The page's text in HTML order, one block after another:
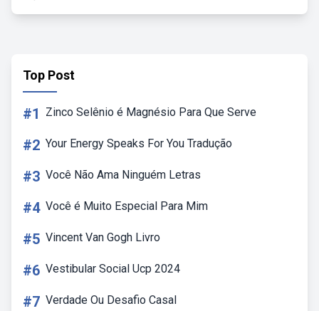
Top Post
#1 Zinco Selênio é Magnésio Para Que Serve
#2 Your Energy Speaks For You Tradução
#3 Você Não Ama Ninguém Letras
#4 Você é Muito Especial Para Mim
#5 Vincent Van Gogh Livro
#6 Vestibular Social Ucp 2024
#7 Verdade Ou Desafio Casal